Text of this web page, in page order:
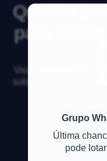
Grupo
Última
pode
Quanto
para
Veja respostas de
sobre mercado